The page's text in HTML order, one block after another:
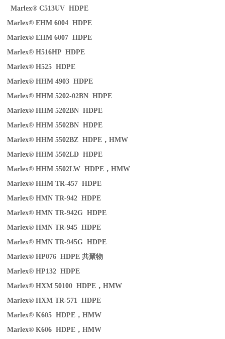
Marlex® C513UV HDPE
Marlex® EHM 6004 HDPE
Marlex® EHM 6007 HDPE
Marlex® H516HP HDPE
Marlex® H525 HDPE
Marlex® HHM 4903 HDPE
Marlex® HHM 5202-02BN HDPE
Marlex® HHM 5202BN HDPE
Marlex® HHM 5502BN HDPE
Marlex® HHM 5502BZ HDPE ，HMW
Marlex® HHM 5502LD HDPE
Marlex® HHM 5502LW HDPE ，HMW
Marlex® HHM TR-457 HDPE
Marlex® HMN TR-942 HDPE
Marlex® HMN TR-942G HDPE
Marlex® HMN TR-945 HDPE
Marlex® HMN TR-945G HDPE
Marlex® HP076 HDPE共聚物
Marlex® HP132 HDPE
Marlex® HXM 50100 HDPE ，HMW
Marlex® HXM TR-571 HDPE
Marlex® K605 HDPE ，HMW
Marlex® K606 HDPE ，HMW